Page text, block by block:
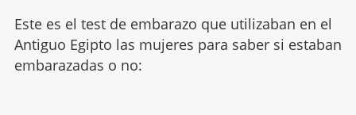
Este es el test de embarazo que utilizaban en el
Antiguo Egipto las mujeres para saber si estaban
embarazadas o no: